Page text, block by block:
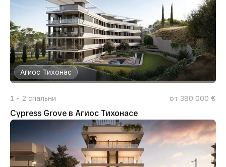
Агиос Тихонас
1 2 спальни от 380 000 €
Cypress Grove в Агиос Тихонасе